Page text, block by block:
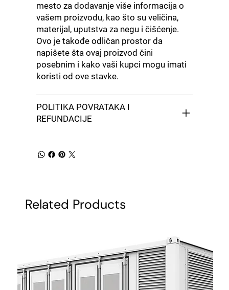
mesto za dodavanje više informacija o
vašem proizvodu, kao što su veličina,
materijal, uputstva za negu i čišćenje.
Ovo je takođe odličan prostor da
napišete šta ovaj proizvod čini
posebnim i kako vaši kupci mogu imati
koristi od ove stavke.
POLITIKA POVRATAKA I
REFUNDACIJE
Related Products